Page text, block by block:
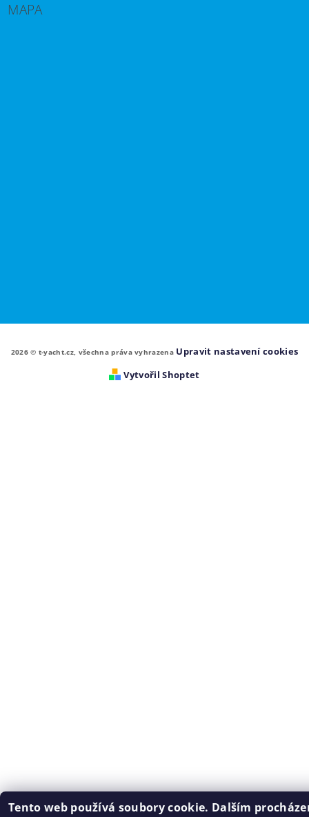
MAPA
2026 © t-yacht.cz, všechna práva vyhrazena Upravit nastavení cookies
Vytvořil Shoptet
Tento web používá soubory cookie. Dalším